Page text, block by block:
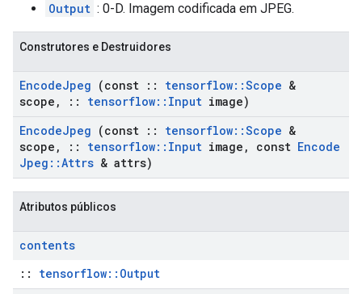
Output : 0-D. Imagem codificada em JPEG.
Construtores e Destruidores
EncodeJpeg (const :: tensorflow::Scope &
scope , :: tensorflow:: Input image)
EncodeJpeg (const :: tensorflow::Scope &
scope , :: tensorflow:: Input image , const Encode
Jpeg ::Attrs & attrs)
Atributos públicos
contents
:: tensorflow::Output